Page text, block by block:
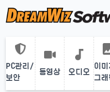
PC관리/
보안
동영상 오디오
이
그래